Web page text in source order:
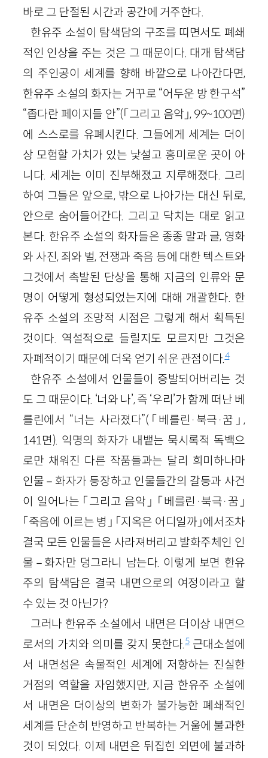
바로 그 단절된 시간과 공간에 거주한다.
한유주 소설이 탐색담의 구조를 띠면서도 폐쇄
적인 인상을 주는 것은 그 때문이다. 대개 탐색담
의 주인공이 세계를 향해 바깥으로 나아간다면,
한유주 소설의 화자는 거꾸로 “어두운 방 한구석”
“좁다란 페이지들 안”(「그리고 음악」, 99~100면)
에 스스로를 유폐시킨다. 그들에게 세계는 더이
상 모험할 가치가 있는 낯설고 흥미로운 곳이 아
니다. 세계는 이미 진부해졌고 지루해졌다. 그리
하여 그들은 앞으로, 밖으로 나아가는 대신 뒤로,
안으로 숨어들어간다. 그리고 닥치는 대로 읽고
본다. 한유주 소설의 화자들은 종종 말과 글, 영화
와 사진, 죄와 벌, 전쟁과 죽음 등에 대한 텍스트와
그것에서 촉발된 단상을 통해 지금의 인류와 문
명이 어떻게 형성되었는지에 대해 개괄한다. 한
유주 소설의 조망적 시점은 그렇게 해서 획득된
것이다. 역설적으로 들릴지도 모르지만 그것은
자폐적이기 때문에 더욱 얻기 쉬운 관점이다.4
한유주 소설에서 인물들이 증발되어버리는 것
도 그 때문이다. ‘너와 나’, 즉 ‘우리’가 함께 떠난 베
를린에서 “너는 사라졌다”(「베를린·북극·꿈」,
141면). 익명의 화자가 내뱉는 묵시록적 독백으
로만 채워진 다른 작품들과는 달리 희미하나마
인물－화자가 등장하고 인물들간의 갈등과 사건
이 일어나는 「그리고 음악」 「베를린·북극·꿈」
「죽음에 이르는 병」 「지옥은 어디일까」에서조차
결국 모든 인물들은 사라져버리고 발화주체인 인
물－화자만 덩그라니 남는다. 이렇게 보면 한유
주의 탐색담은 결국 내면으로의 여정이라고 할
수 있는 것 아닌가?
그러나 한유주 소설에서 내면은 더이상 내면으
로서의 가치와 의미를 갖지 못한다.5근대소설에
서 내면성은 속물적인 세계에 저항하는 진실한
거점의 역할을 자임했지만, 지금 한유주 소설에
서 내면은 더이상의 변화가 불가능한 폐쇄적인
세계를 단순히 반영하고 반복하는 거울에 불과한
것이 되었다. 이제 내면은 뒤집힌 외면에 불과하